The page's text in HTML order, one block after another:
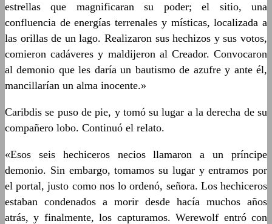
estrellas que magnificaran su poder; el sitio, una
confluencia de energías terrenales y místicas, localizada a
las orillas de un lago. Realizaron sus hechizos y sus votos,
comieron cadáveres y maldijeron al Creador. Convocaron
al demonio que les daría un bautismo de azufre y ante él,
mancillarían un alma inocente.»
Caribdis se puso de pie, y tomó su lugar a la derecha de su
compañero lobo. Continuó el relato.
«Esos seis hechiceros necios llamaron a un príncipe
demonio. Sin embargo, tomamos su lugar y entramos por
el portal, justo como nos lo ordenó, señora. Los hechiceros
estaban condenados a morir desde hacía muchos años
atrás, y finalmente, los capturamos. Werewolf entró con